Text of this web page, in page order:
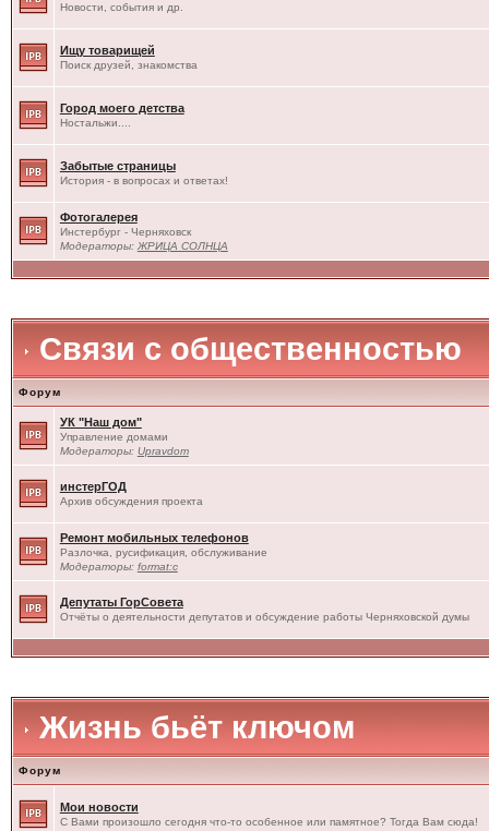
Новости, события и др.
Ищу товарищей
Поиск друзей, знакомства
Город моего детства
Ностальжи....
Забытые страницы
История - в вопросах и ответах!
Фотогалерея
Инстербург - Черняховск
Модераторы: ЖРИЦА СОЛНЦА
Связи с общественностью
Форум
УК "Наш дом"
Управление домами
Модераторы: Upravdom
инстерГОД
Архив обсуждения проекта
Ремонт мобильных телефонов
Разлочка, русификация, обслуживание
Модераторы: format:c
Депутаты ГорСовета
Отчёты о деятельности депутатов и обсуждение работы Черняховской думы
Жизнь бьёт ключом
Форум
Мои новости
С Вами произошло сегодня что-то особенное или памятное? Тогда Вам сюда!